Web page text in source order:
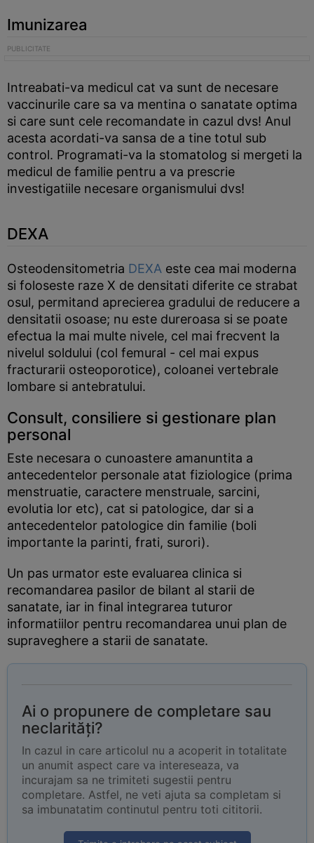
Imunizarea
Intreabati-va medicul cat va sunt de necesare
vaccinurile care sa va mentina o sanatate optima
si care sunt cele recomandate in cazul dvs! Anul
acesta acordati-va sansa de a tine totul sub
control. Programati-va la stomatolog si mergeti la
medicul de familie pentru a va prescrie
investigatiile necesare organismului dvs!
DEXA
Osteodensitometria DEXA este cea mai moderna
si foloseste raze X de densitati diferite ce strabat
osul, permitand aprecierea gradului de reducere a
densitatii osoase; nu este dureroasa si se poate
efectua la mai multe nivele, cel mai frecvent la
nivelul soldului (col femural - cel mai expus
fracturarii osteoporotice), coloanei vertebrale
lombare si antebratului.
Consult, consiliere si gestionare plan
personal
Este necesara o cunoastere amanuntita a
antecedentelor personale atat fiziologice (prima
menstruatie, caractere menstruale, sarcini,
evolutia lor etc), cat si patologice, dar si a
antecedentelor patologice din familie (boli
importante la parinti, frati, surori).
Un pas urmator este evaluarea clinica si
recomandarea pasilor de bilant al starii de
sanatate, iar in final integrarea tuturor
informatiilor pentru recomandarea unui plan de
supraveghere a starii de sanatate.
Ai o propunere de completare sau
neclarități?
In cazul in care articolul nu a acoperit in totalitate
un anumit aspect care va intereseaza, va
incurajam sa ne trimiteti sugestii pentru
completare. Astfel, ne veti ajuta sa completam si
sa imbunatatim continutul pentru toti cititorii.